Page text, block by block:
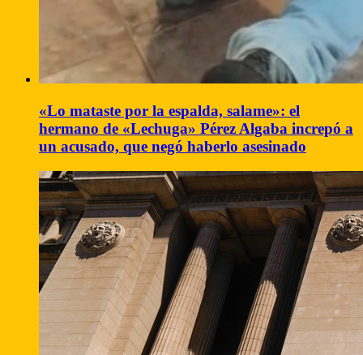
«Lo mataste por la espalda, salame»: el
hermano de «Lechuga» Pérez Algaba increpó a
un acusado, que negó haberlo asesinado